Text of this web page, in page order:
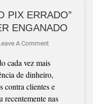
PIX ERRADO”
ENGANADO
A CommentOn
O
“GOLPE
DO
PIX
cada vez mais
de dinheiro,
contra clientes e
recentemente nas